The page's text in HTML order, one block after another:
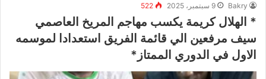
Bakry 9 سبتمبر، 2025 522
* الهلال كريمة يكسب مهاجم المريخ العاصمي
سيف مرفعين الي قائمة الفريق استعدادا لموسمه
الاول في الدوري الممتاز*